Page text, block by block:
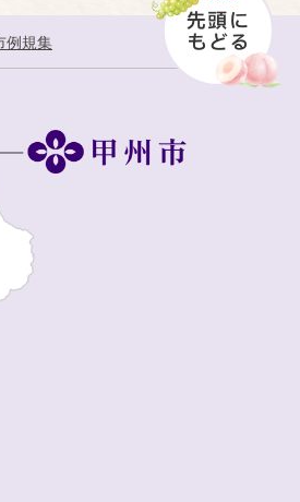
例規集